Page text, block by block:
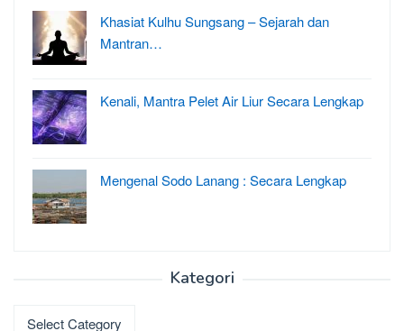
Khasiat Kulhu Sungsang – Sejarah dan
Mantran…
Kenali, Mantra Pelet Air Liur Secara Lengkap
Mengenal Sodo Lanang : Secara Lengkap
Kategori
Kategori